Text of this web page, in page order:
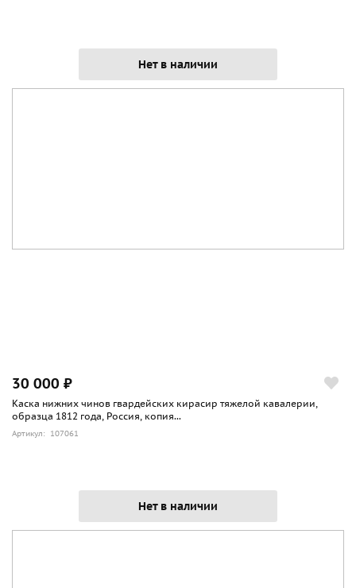
Нет в наличии
30 000 ₽
Каска нижних чинов гвардейских кирасир тяжелой кавалерии,
образца 1812 года, Россия, копия...
Артикул: 107061
Нет в наличии